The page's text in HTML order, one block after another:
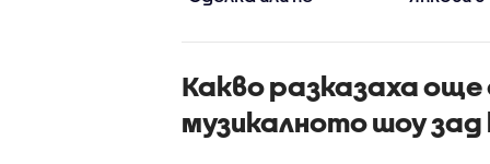
Какво разказаха
музикалното шоу зад